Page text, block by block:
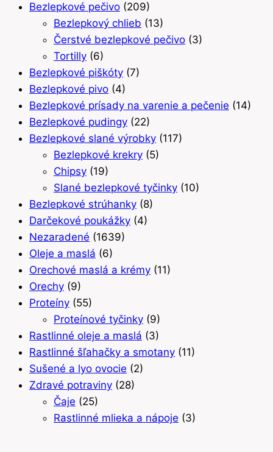
Bezlepkové pečivo (209)
Bezlepkový chlieb (13)
Čerstvé bezlepkové pečivo (3)
Tortilly (6)
Bezlepkové piškóty (7)
Bezlepkové pivo (4)
Bezlepkové prísady na varenie a pečenie (14)
Bezlepkové pudingy (22)
Bezlepkové slané výrobky (117)
Bezlepkové krekry (5)
Chipsy (19)
Slané bezlepkové tyčinky (10)
Bezlepkové strúhanky (8)
Darčekové poukážky (4)
Nezaradené (1639)
Oleje a maslá (6)
Orechové maslá a krémy (11)
Orechy (9)
Proteíny (55)
Proteínové tyčinky (9)
Rastlinné oleje a maslá (3)
Rastlinné šľahačky a smotany (11)
Sušené a lyo ovocie (2)
Zdravé potraviny (28)
Čaje (25)
Rastlinné mlieka a nápoje (3)